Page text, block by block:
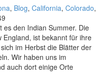
, Blog, California, Colorado,
es den Indian Summer. Die
England, ist bekannt für ihre
im Herbst die Blätter der
Wir haben uns im
auch dort einige Orte